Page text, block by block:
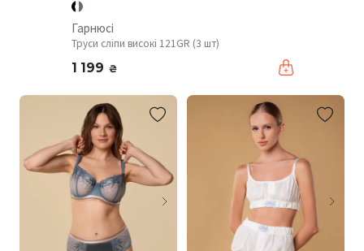
Гарнюсі
Труси сліпи високі 121GR (3 шт)
1 199 ₴